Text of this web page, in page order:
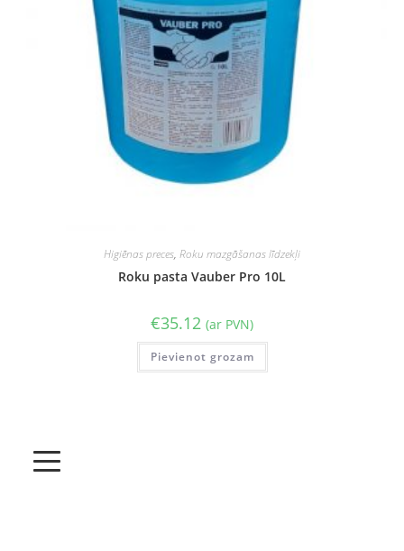
Higiēnas preces, Roku mazgāšanas līdzekļi
Roku pasta Vauber Pro 10L
€35.12 (ar PVN)
Pievienot grozam